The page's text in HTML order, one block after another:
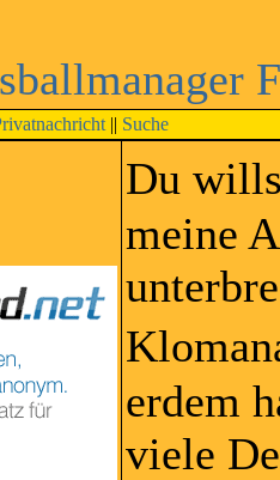
|| Suche
Du
meine
erdem
viele